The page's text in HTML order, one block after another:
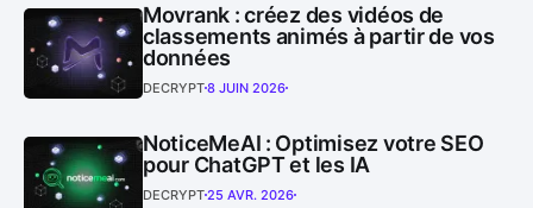
Movrank : créez des vidéos de
classements animés à partir de vos
données
DECRYPT8 JUIN 2026
NoticeMeAI : Optimisez votre SEO
pour ChatGPT et les IA
DECRYPT25 AVR. 2026